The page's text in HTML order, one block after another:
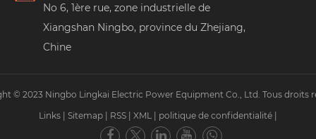
No 6, 1ère rue, zone industrielle de
Xiangshan Ningbo, province du Zhejiang,
Chine
© 2023 Ningbo Lingkai Electric Power Equipment Co., Ltd. Tous droits
Links
Sitemap RSS XML politique de confidentialité